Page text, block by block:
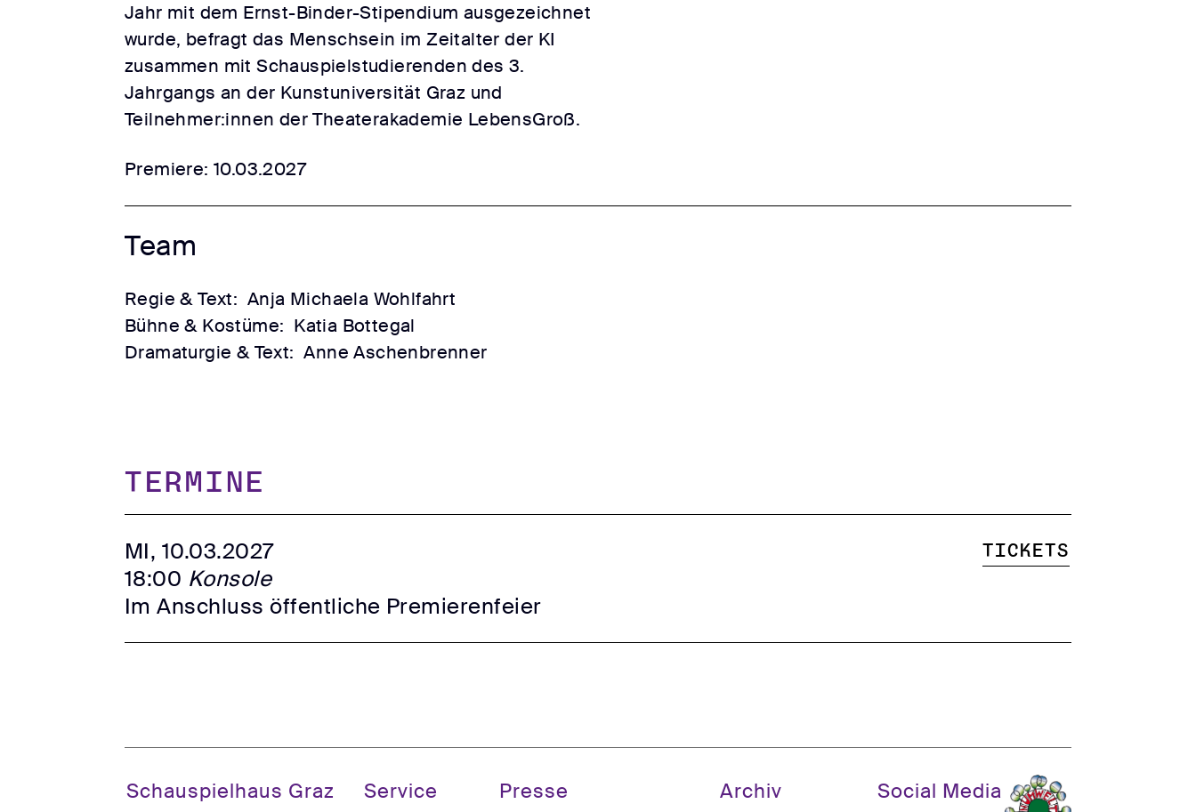
Jahr mit dem Ernst-Binder-Stipendium ausgezeichnet
wurde, befragt das Menschsein im Zeitalter der KI
zusammen mit Schauspielstudierenden des 3.
Jahrgangs an der Kunstuniversität Graz und
Teilnehmer:innen der Theaterakademie LebensGroß.
Premiere: 10.03.2027
Team
Regie & Text: Anja Michaela Wohlfahrt
Bühne & Kostüme: Katia Bottegal
Dramaturgie & Text: Anne Aschenbrenner
TERMINE
MI, 10.03.2027
18:00 Konsole
Im Anschluss öffentliche Premierenfeier
Tickets
Schauspielhaus Graz Service Presse Archiv Social Media